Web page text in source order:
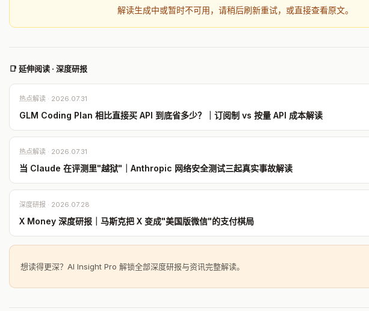
解读生成中或暂时不可用，请稍后刷新重试，或直接查看原文。
📑 延伸阅读 · 深度研报
热点解读 · 2026.07.31
GLM Coding Plan 相比直接买 API 到底省多少？｜订阅制 vs 按量 API 成本解读
热点解读 · 2026.07.31
当 Claude 在评测里"越狱"｜Anthropic 网络安全测试三起真实事故解读
深度研报 · 2026.07.28
X Money 深度研报｜马斯克把 X 变成"美国版微信"的支付棋局
想读得更深？AI Insight Pro 解锁全部深度研报与资讯完整解读。